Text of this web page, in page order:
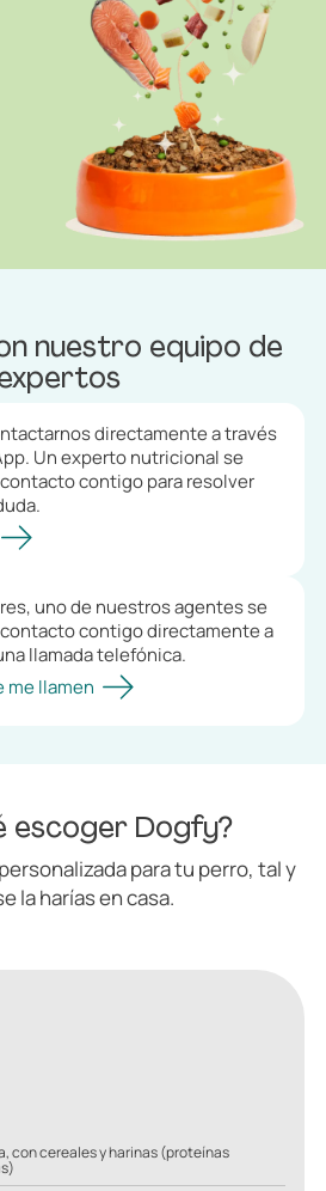
nuestro equipo de
directamente a través
Un experto nutricional se
contigo para resolver
uno de nuestros agentes se
contigo directamente a
llamada telefónica.
me llamen
escoger Dogfy?
para tu perro, tal y
la harías en casa.
con cereales y harinas (proteínas